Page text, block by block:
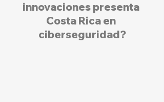
innovaciones presenta
Costa Rica en
ciberseguridad?